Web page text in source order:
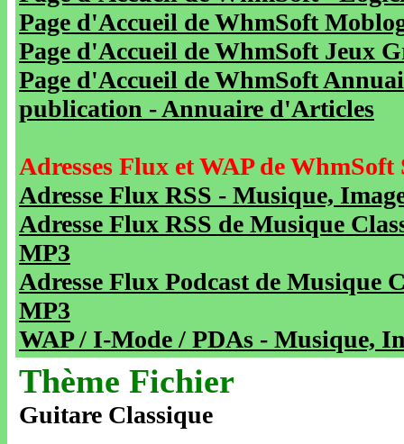
Page d'Accueil de WhmSoft
Page d'Accueil de WhmSoft Jeux
Page d'Accueil de WhmSoft
publication - Annuaire d'Articles
Adresses Flux et WAP de WhmSoft
Adresse Flux RSS - Musique,
Adresse Flux RSS de Musique
MP3
Adresse Flux Podcast de Musique
MP3
WAP / I-Mode / PDAs - Musique,
Thème Fichier
Guitare Classique